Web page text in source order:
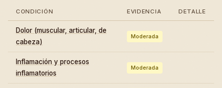
CONDICIÓN EVIDENCIA DETALLE
Dolor (muscular, articular, de
cabeza)
Moderada
Inflamación y procesos
inflamatorios
Moderada